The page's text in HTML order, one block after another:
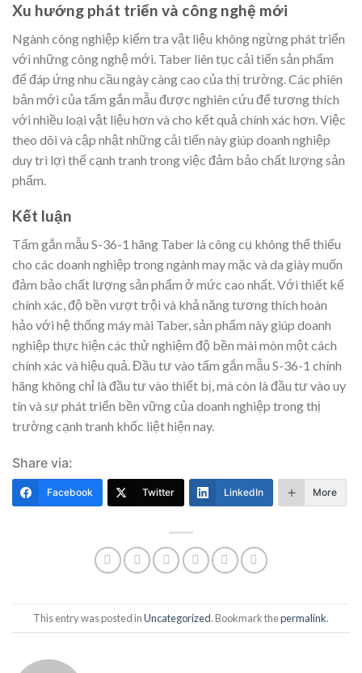
Xu hướng phát triển và công nghệ mới
Ngành công nghiệp kiểm tra vật liệu không ngừng phát triển
với những công nghệ mới. Taber liên tục cải tiến sản phẩm
để đáp ứng nhu cầu ngày càng cao của thị trường. Các phiên
bản mới của tấm gắn mẫu được nghiên cứu để tương thích
với nhiều loại vật liệu hơn và cho kết quả chính xác hơn. Việc
theo dõi và cập nhật những cải tiến này giúp doanh nghiệp
duy trì lợi thế cạnh tranh trong việc đảm bảo chất lượng sản
phẩm.
Kết luận
Tấm gắn mẫu S-36-1 hãng Taber là công cụ không thể thiếu
cho các doanh nghiệp trong ngành may mặc và da giày muốn
đảm bảo chất lượng sản phẩm ở mức cao nhất. Với thiết kế
chính xác, độ bền vượt trội và khả năng tương thích hoàn
hảo với hệ thống máy mài Taber, sản phẩm này giúp doanh
nghiệp thực hiện các thử nghiệm độ bền mài mòn một cách
chính xác và hiệu quả. Đầu tư vào tấm gắn mẫu S-36-1 chính
hãng không chỉ là đầu tư vào thiết bị, mà còn là đầu tư vào uy
tín và sự phát triển bền vững của doanh nghiệp trong thị
trường cạnh tranh khốc liệt hiện nay.
Share via:
Facebook Twitter LinkedIn More
This entry was posted inUncategorized. Bookmark thepermalink.